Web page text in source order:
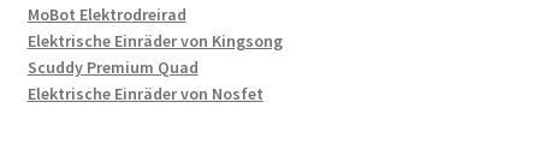
MoBot Elektrodreirad
Elektrische Einräder von Kingsong
Scuddy Premium Quad
Elektrische Einräder von Nosfet